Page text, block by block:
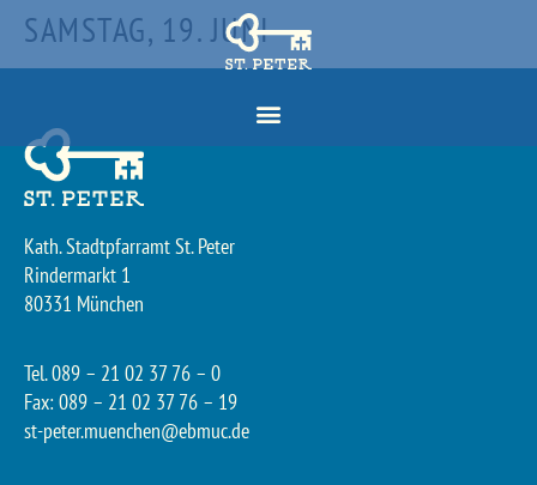
SAMSTAG, 19. JUNI
Kath. Stadtpfarramt St. Peter
Rindermarkt 1
80331 München
Tel. 089 – 21 02 37 76 – 0
Fax: 089 – 21 02 37 76 – 19
st-peter.muenchen@ebmuc.de